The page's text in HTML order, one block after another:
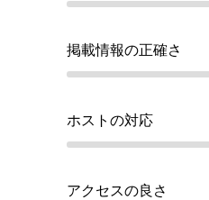
掲載情報の正確さ
ホストの対応
アクセスの良さ